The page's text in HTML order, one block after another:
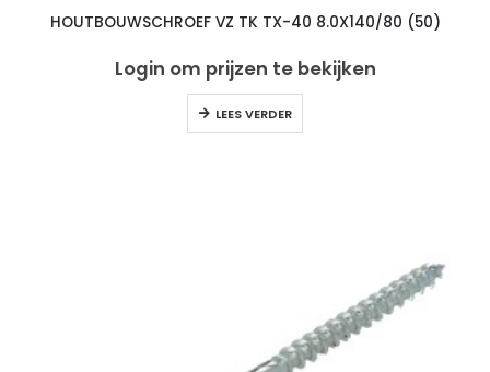
HOUTBOUWSCHROEF VZ TK TX-40 8.0X140/80 (50)
Login om prijzen te bekijken
LEES VERDER